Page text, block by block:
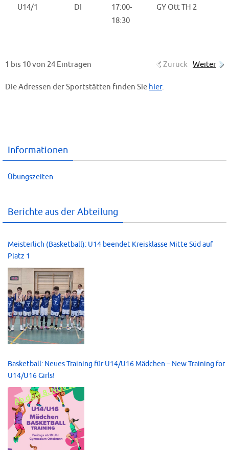
U14/1 DI
17:00-
18:30
GY Ott TH 2
1 bis 10 von 24 Einträgen Zurück Weiter
Die Adressen der Sportstätten finden Sie hier.
Informationen
Übungszeiten
Berichte aus der Abteilung
Meisterlich (Basketball): U14 beendet Kreisklasse Mitte Süd auf
Platz 1
Basketball: Neues Training für U14/U16 Mädchen – New Training for
U14/U16 Girls!